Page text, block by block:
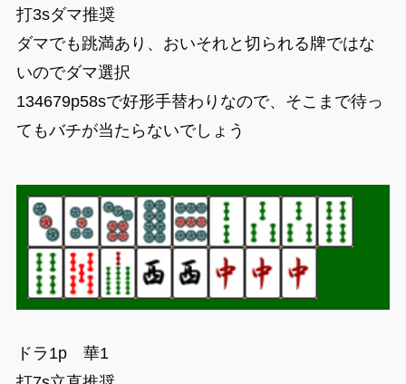
打3sダマ推奨
ダマでも跳満あり、おいそれと切られる牌ではな
いのでダマ選択
134679p58sで好形手替わりなので、そこまで待っ
てもバチが当たらないでしょう
ドラ1p 華1